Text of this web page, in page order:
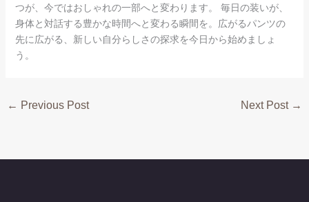
つが、今ではおしゃれの一部へと変わります。 毎日の装いが、
身体と対話する豊かな時間へと変わる瞬間を。広がるパンツの
先に広がる、新しい自分らしさの探求を今日から始めましょ
う。
← Previous Post Next Post →